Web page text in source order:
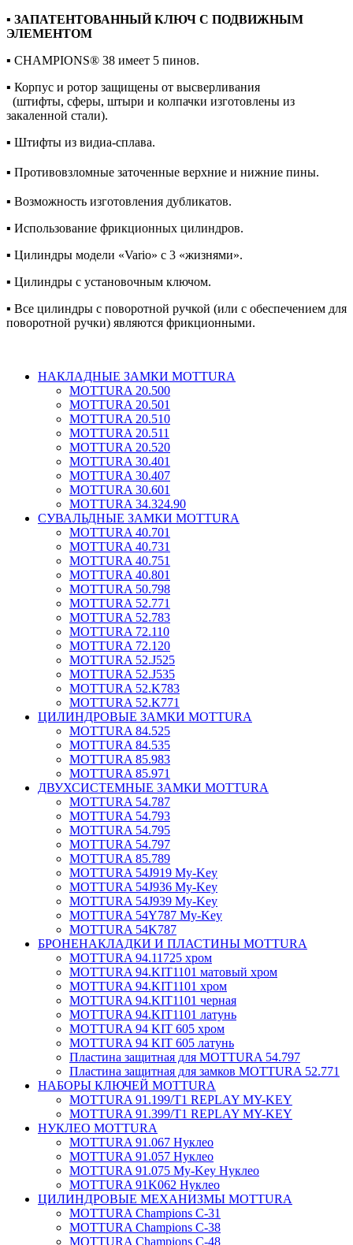
▪ ЗАПАТЕНТОВАННЫЙ КЛЮЧ С ПОДВИЖНЫМ
ЭЛЕМЕНТОМ
▪ CHAMPIONS® 38 имеет 5 пинов.
▪ Корпус и ротор защищены от высверливания
(штифты, сферы, штыри и колпачки изготовлены из
закаленной стали).
▪ Штифты из видиа-сплава.
▪ Противовзломные заточенные верхние и нижние пины.
▪ Возможность изготовления дубликатов.
▪ Использование фрикционных цилиндров.
▪ Цилиндры модели «Vario» с 3 «жизнями».
▪ Цилиндры с установочным ключом.
▪ Все цилиндры с поворотной ручкой (или с обеспечением для
поворотной ручки) являются фрикционными.
НАКЛАДНЫЕ ЗАМКИ MOTTURA
MOTTURA 20.500
MOTTURA 20.501
MOTTURA 20.510
MOTTURA 20.511
MOTTURA 20.520
MOTTURA 30.401
MOTTURA 30.407
MOTTURA 30.601
MOTTURA 34.324.90
СУВАЛЬДНЫЕ ЗАМКИ MOTTURA
MOTTURA 40.701
MOTTURA 40.731
MOTTURA 40.751
MOTTURA 40.801
MOTTURA 50.798
MOTTURA 52.771
MOTTURA 52.783
MOTTURA 72.110
MOTTURA 72.120
MOTTURA 52.J525
MOTTURA 52.J535
MOTTURA 52.K783
MOTTURA 52.K771
ЦИЛИНДРОВЫЕ ЗАМКИ MOTTURA
MOTTURA 84.525
MOTTURA 84.535
MOTTURA 85.983
MOTTURA 85.971
ДВУХСИСТЕМНЫЕ ЗАМКИ MOTTURA
MOTTURA 54.787
MOTTURA 54.793
MOTTURA 54.795
MOTTURA 54.797
MOTTURA 85.789
MOTTURA 54J919 My-Key
MOTTURA 54J936 My-Key
MOTTURA 54J939 My-Key
MOTTURA 54Y787 My-Key
MOTTURA 54K787
БРОНЕНАКЛАДКИ И ПЛАСТИНЫ MOTTURA
MOTTURA 94.11725 хром
MOTTURA 94.KIT1101 матовый хром
MOTTURA 94.KIT1101 хром
MOTTURA 94.KIT1101 черная
MOTTURA 94.KIT1101 латунь
MOTTURA 94 KIT 605 хром
MOTTURA 94 KIT 605 латунь
Пластина защитная для MOTTURA 54.797
Пластина защитная для замков MOTTURA 52.771
НАБОРЫ КЛЮЧЕЙ MOTTURA
MOTTURA 91.199/T1 REPLAY MY-KEY
MOTTURA 91.399/T1 REPLAY MY-KEY
НУКЛЕО MOTTURA
MOTTURA 91.067 Нуклео
MOTTURA 91.057 Нуклео
MOTTURA 91.075 My-Key Нуклео
MOTTURA 91K062 Нуклео
ЦИЛИНДРОВЫЕ МЕХАНИЗМЫ MOTTURA
MOTTURA Champions C-31
MOTTURA Champions C-38
MOTTURA Champions C-48